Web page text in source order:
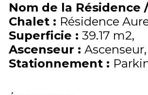
Nom de la Résidence
Chalet : Résidence
Superficie : 39.17 m2
Ascenseur : Ascenseur
Stationnement :